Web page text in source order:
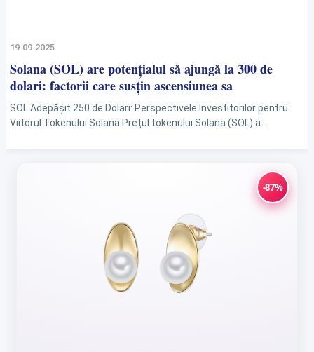
19.09.2025
Solana (SOL) are potențialul să ajungă la 300 de
dolari: factorii care susțin ascensiunea sa
SOL Adepășit 250 de Dolari: Perspectivele Investitorilor pentru
Viitorul Tokenului Solana Prețul tokenului Solana (SOL) a
dolari...
-87%